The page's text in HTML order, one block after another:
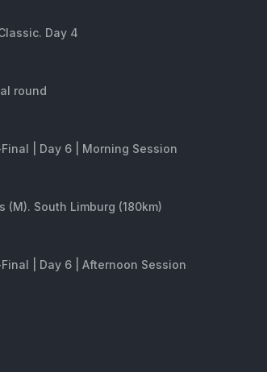
Day 4
round
| Day 6 | Morning Session
(M). South Limburg (180km)
| Day 6 | Afternoon Session